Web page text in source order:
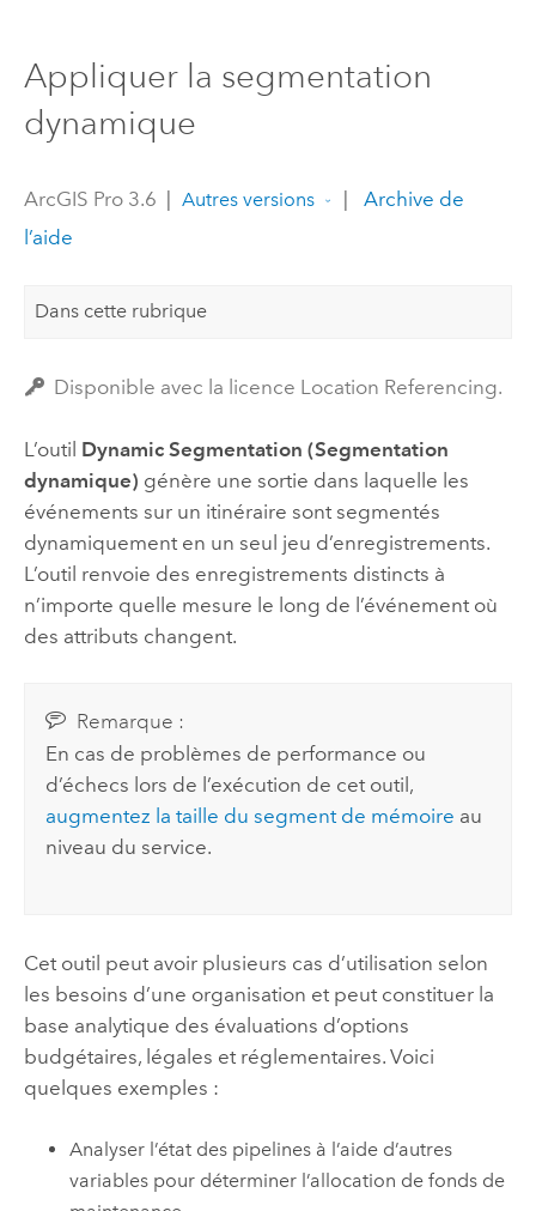
Appliquer la segmentation
dynamique
ArcGIS Pro 3.6 Autres versions
Archive de
l’aide
Dans cette rubrique
Disponible avec la licence Location Referencing.
L’outil Dynamic Segmentation (Segmentation
dynamique) génère une sortie dans laquelle les
événements sur un itinéraire sont segmentés
dynamiquement en un seul jeu d’enregistrements.
L’outil renvoie des enregistrements distincts à
n’importe quelle mesure le long de l’événement où
des attributs changent.
Remarque :
En cas de problèmes de performance ou
d’échecs lors de l’exécution de cet outil,
augmentez la taille du segment de mémoire au
niveau du service.
Cet outil peut avoir plusieurs cas d’utilisation selon
les besoins d’une organisation et peut constituer la
base analytique des évaluations d’options
budgétaires, légales et réglementaires. Voici
quelques exemples :
Analyser l’état des pipelines à l’aide d’autres
variables pour déterminer l’allocation de fonds de